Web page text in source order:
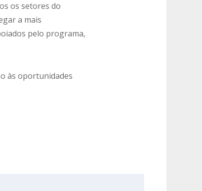
os setores do
a mais
pelo programa,
às oportunidades